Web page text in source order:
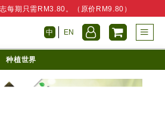
每期只需RM3.80。（原价RM9.80）
中 EN
种植世界